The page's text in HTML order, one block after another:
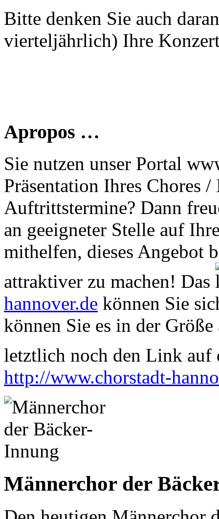
Bitte denken Sie auch
vierteljährlich) Ihre
Apropos …
Sie nutzen unser Portal
Präsentation Ihres Chores
Auftrittstermine? Dann
an geeigneter Stelle auf
mithelfen, dieses Angebot
attraktiver zu machen! Das
hannover.de können Sie
können Sie es in der
letztlich noch den Link auf
http://www.chorstadt-
Männerchor der